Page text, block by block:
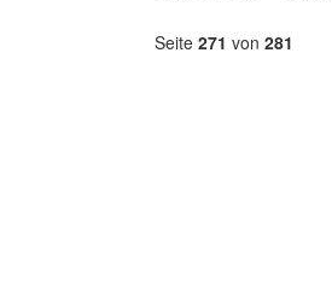
Seite 271 von 281